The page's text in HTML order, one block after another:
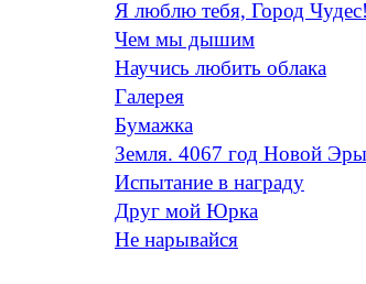
Я люблю тебя, Город Чудес!
Чем мы дышим
Научись любить облака
Галерея
Бумажка
Земля. 4067 год Новой
Испытание в награду
Друг мой Юрка
Не нарывайся